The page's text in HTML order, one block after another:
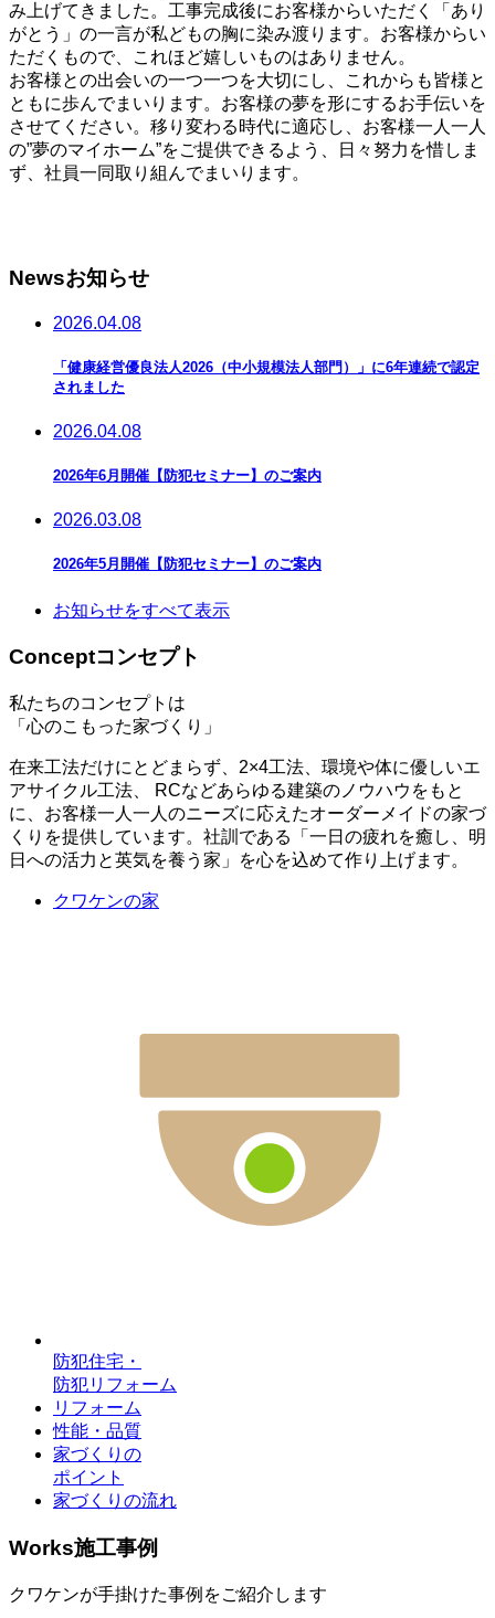
み上げてきました。工事完成後にお客様からいただく「あり
がとう」の一言が私どもの胸に染み渡ります。お客様からい
ただくもので、これほど嬉しいものはありません。
お客様との出会いの一つ一つを大切にし、これからも皆様と
ともに歩んでまいります。お客様の夢を形にするお手伝いを
させてください。移り変わる時代に適応し、お客様一人一人
の”夢のマイホーム”をご提供できるよう、日々努力を惜しま
ず、社員一同取り組んでまいります。
Newsお知らせ
2026.04.08
「健康経営優良法人2026（中小規模法人部門）」に6年連続で認定
されました
2026.04.08
2026年6月開催【防犯セミナー】のご案内
2026.03.08
2026年5月開催【防犯セミナー】のご案内
お知らせをすべて表示
Conceptコンセプト
私たちのコンセプトは
「心のこもった家づくり」
在来工法だけにとどまらず、2×4工法、環境や体に優しいエ
アサイクル工法、 RCなどあらゆる建築のノウハウをもと
に、お客様一人一人のニーズに応えたオーダーメイドの家づ
くりを提供しています。社訓である「一日の疲れを癒し、明
日への活力と英気を養う家」を心を込めて作り上げます。
クワケンの家
防犯住宅・
防犯リフォーム
リフォーム
性能・品質
家づくりの
ポイント
家づくりの流れ
Works施工事例
クワケンが手掛けた事例をご紹介します